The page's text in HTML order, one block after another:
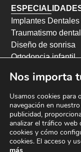
Implantes Dentales
Traumatismo dental
Diseño de sonrisa
Ortodoncia infantil
Odontopediatría
Endodoncia
Periodoncia
Blanqueamiento
Odontología
Odontología
Nos importa
Usamos cookies para
navegación en
publicidad,
analizar el tráfico web
cookies y cómo
cookies. El acceso y